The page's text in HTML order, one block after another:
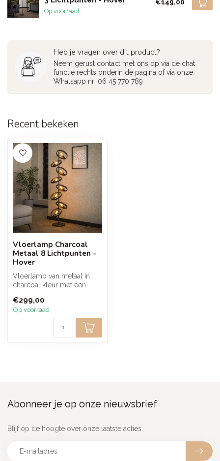
Op voorraad
€149,00
Heb je vragen over dit product?
Neem gerust contact met ons op via de chat
functie rechts onderin de pagina of via onze
Whatsapp nr: 06 45 770 789
Recent bekeken
Vloerlamp Charcoal
Metaal 8 Lichtpunten -
Hover
Vloerlamp van metaal in
charcoal kleur met een
lichtpunt...
€299,00
Op voorraad
Abonneer je op onze nieuwsbrief
Blijf op de hoogte over onze laatste acties